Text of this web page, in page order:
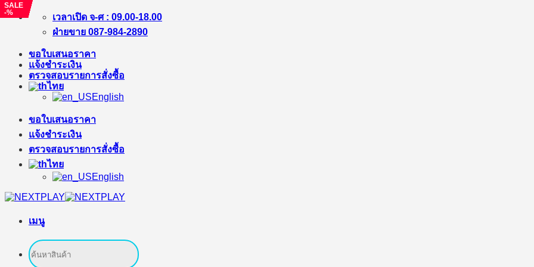
ข้าม
เนื้อหา
เวลาเปิด จ-ศ : 09.00-18.00
ฝ่ายขาย 087-984-2890
ขอใบเสนอราคา
แจ้งชำระเงิน
ตรวจสอบรายการสั่งซื้อ
ไทย
English
ขอใบเสนอราคา
แจ้งชำระเงิน
ตรวจสอบรายการสั่งซื้อ
ไทย
English
เมนู
ค้นหา:
SALE
-%
SALE
-%
SALE
-%
SALE
-%
SALE
-5%
SALE
-23%
SALE
-%
SALE
-%